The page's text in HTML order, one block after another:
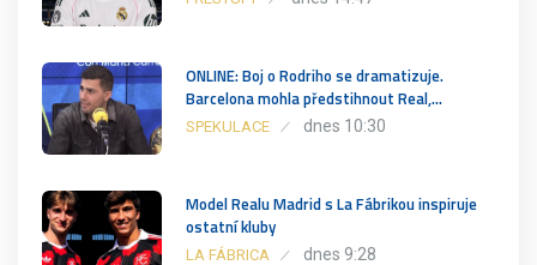
ONLINE: Boj o Rodriho se dramatizuje.
Barcelona mohla předstihnout Real,…
SPEKULACE dnes 10:30
Model Realu Madrid s La Fábrikou inspiruje
ostatní kluby
LA FÁBRICA dnes 9:28